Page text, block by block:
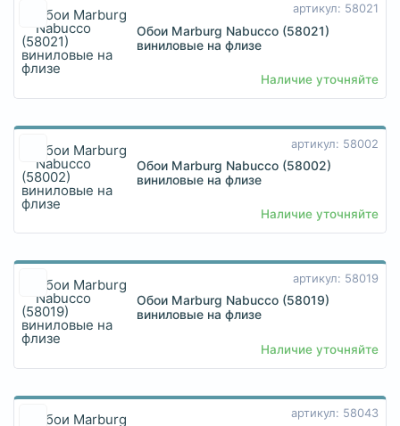
артикул: 58021
Обои Marburg Nabucco (58021)
виниловые на флизе
Наличие уточняйте
артикул: 58002
Обои Marburg Nabucco (58002)
виниловые на флизе
Наличие уточняйте
артикул: 58019
Обои Marburg Nabucco (58019)
виниловые на флизе
Наличие уточняйте
артикул: 58043